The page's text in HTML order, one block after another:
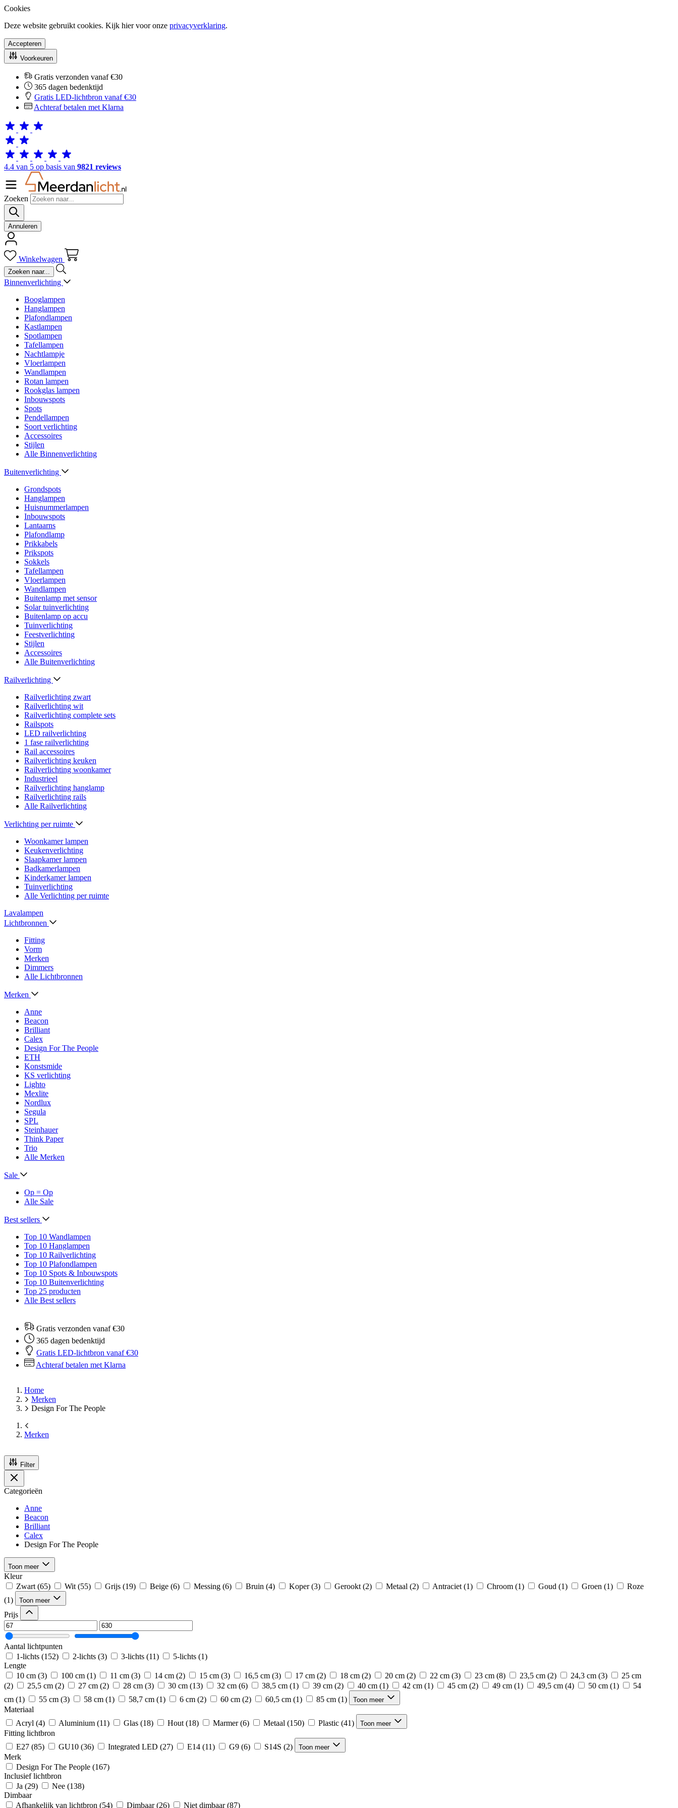
Cookies
Deze website gebruikt cookies. Kijk hier voor onze privacyverklaring.
Accepteren
Voorkeuren
Gratis verzonden vanaf €30
365 dagen bedenktijd
Gratis LED-lichtbron vanaf €30
Achteraf betalen met Klarna
4.4 van 5 op basis van 9821 reviews
Zoeken
Annuleren
Winkelwagen
Binnenverlichting
Booglampen
Hanglampen
Plafondlampen
Kastlampen
Spotlampen
Tafellampen
Nachtlampje
Vloerlampen
Wandlampen
Rotan lampen
Rookglas lampen
Inbouwspots
Spots
Pendellampen
Soort verlichting
Accessoires
Stijlen
Alle Binnenverlichting
Buitenverlichting
Grondspots
Hanglampen
Huisnummerlampen
Inbouwspots
Lantaarns
Plafondlamp
Prikkabels
Prikspots
Sokkels
Tafellampen
Vloerlampen
Wandlampen
Buitenlamp met sensor
Solar tuinverlichting
Buitenlamp op accu
Tuinverlichting
Feestverlichting
Stijlen
Accessoires
Alle Buitenverlichting
Railverlichting
Railverlichting zwart
Railverlichting wit
Railverlichting complete sets
Railspots
LED railverlichting
1 fase railverlichting
Rail accessoires
Railverlichting keuken
Railverlichting woonkamer
Industrieel
Railverlichting hanglamp
Railverlichting rails
Alle Railverlichting
Verlichting per ruimte
Woonkamer lampen
Keukenverlichting
Slaapkamer lampen
Badkamerlampen
Kinderkamer lampen
Tuinverlichting
Alle Verlichting per ruimte
Lavalampen
Lichtbronnen
Fitting
Vorm
Merken
Dimmers
Alle Lichtbronnen
Merken
Anne
Beacon
Brilliant
Calex
Design For The People
ETH
Konstsmide
KS verlichting
Lighto
Mexlite
Nordlux
Segula
SPL
Steinhauer
Think Paper
Trio
Alle Merken
Sale
Op = Op
Alle Sale
Best sellers
Top 10 Wandlampen
Top 10 Hanglampen
Top 10 Railverlichting
Top 10 Plafondlampen
Top 10 Spots & Inbouwspots
Top 10 Buitenverlichting
Top 25 producten
Alle Best sellers
Gratis verzonden vanaf €30
365 dagen bedenktijd
Gratis LED-lichtbron vanaf €30
Achteraf betalen met Klarna
Home
Merken
Design For The People
Merken
Filter
Categorieën
Anne
Beacon
Brilliant
Calex
Design For The People
Toon meer
Kleur
Zwart (65) Wit (55) Grijs (19) Beige (6) Messing (6) Bruin (4) Koper (3) Gerookt (2) Metaal (2) Antraciet (1) Chroom (1) Goud (1) Groen (1)
Roze
(1)
Toon meer
Prijs
Aantal lichtpunten
1-lichts (152) 2-lichts (3) 3-lichts (11) 5-lichts (1)
Lengte
10 cm (3) 100 cm (1) 11 cm (3) 14 cm (2) 15 cm (3) 16,5 cm (3) 17 cm (2) 18 cm (2) 20 cm (2) 22 cm (3) 23 cm (8) 23,5 cm (2) 24,3 cm (3)
25 cm
(2)
25,5 cm (2) 27 cm (2) 28 cm (3) 30 cm (13) 32 cm (6) 38,5 cm (1) 39 cm (2) 40 cm (1) 42 cm (1) 45 cm (2) 49 cm (1) 49,5 cm (4) 50 cm (1)
54
cm (1) 55 cm (3) 58 cm (1) 58,7 cm (1) 6 cm (2) 60 cm (2) 60,5 cm (1) 85 cm (1) Toon meer
Materiaal
Acryl (4) Aluminium (11) Glas (18) Hout (18) Marmer (6) Metaal (150) Plastic (41) Toon meer
Fitting lichtbron
E27 (85) GU10 (36) Integrated LED (27) E14 (11) G9 (6) S14S (2) Toon meer
Merk
Design For The People (167)
Inclusief lichtbron
Ja (29) Nee (138)
Dimbaar
Afhankelijk van lichtbron (54) Dimbaar (26) Niet dimbaar (87)